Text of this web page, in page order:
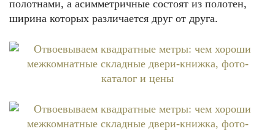
полотнами, а асимметричные состоят из полотен,
ширина которых различается друг от друга.